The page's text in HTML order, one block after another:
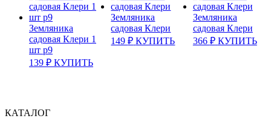
Земляника
садовая Клери 1
шт р9
139 ₽ КУПИТЬ
Земляника
садовая Клери
149₽ КУПИТЬ
Земляника
садовая Клери
366 ₽ КУПИТЬ
КАТАЛОГ